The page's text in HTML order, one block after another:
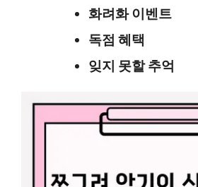
화려화 이벤트
독점 혜택
잊지 못할 추억